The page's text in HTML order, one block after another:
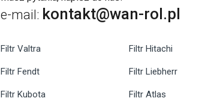
e-mail: kontakt@wan-rol.pl
Filtr Valtra
Filtr Fendt
Filtr Kubota
Filtr Hitachi
Filtr Liebherr
Filtr Atlas